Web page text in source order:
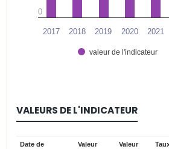
2017 2018 2019 2020 2021
valeur de l'indicateur
0
VALEURS DE L'INDICATEUR
Date de
Valeur
Valeur